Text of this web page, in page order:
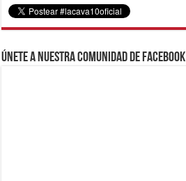
Únete a nuestra comunidad de Facebook